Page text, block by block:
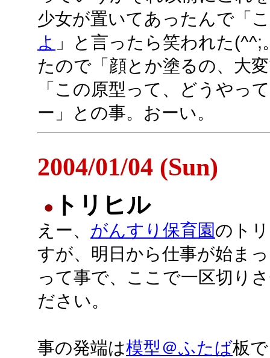
少女が置いてあったんで「
よ 」と言ったら笑われた
たので「顔とか塗るの、大
「この原型って、どうやっ
ー」との事。おーい。
2004/01/04 (Sun)
● トリヒル
えー、 がんすり保育園のト
すが、明日から仕事が始ま
って事で、ここで一区切り
ださい。
事の発端は模型＠ふたば板